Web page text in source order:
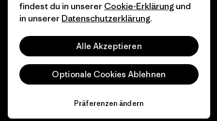
© 2026 Patagonia, Inc. All Rights Reserved.
findest du in unserer Cookie-Erklärung und
in unserer Datenschutzerklärung.
Alle Akzeptieren
Optionale Cookies Ablehnen
Präferenzen ändern